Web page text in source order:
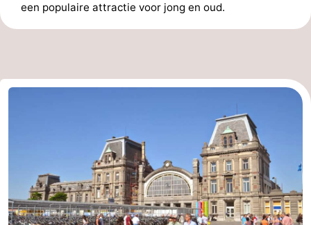
een populaire attractie voor jong en oud.